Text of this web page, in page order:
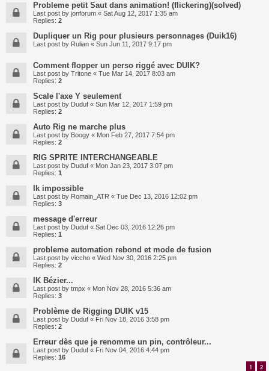
Probleme petit Saut dans animation! (flickering)(solved)
Last post by jonforum « Sat Aug 12, 2017 1:35 am
Replies: 2
Dupliquer un Rig pour plusieurs personnages (Duik16)
Last post by Rulian « Sun Jun 11, 2017 9:17 pm
Comment flopper un perso riggé avec DUIK?
Last post by Tritone « Tue Mar 14, 2017 8:03 am
Replies: 2
Scale l'axe Y seulement
Last post by Duduf « Sun Mar 12, 2017 1:59 pm
Replies: 2
Auto Rig ne marche plus
Last post by Boogy « Mon Feb 27, 2017 7:54 pm
Replies: 2
RIG SPRITE INTERCHANGEABLE
Last post by Duduf « Mon Jan 23, 2017 3:07 pm
Replies: 1
Ik impossible
Last post by Romain_ATR « Tue Dec 13, 2016 12:02 pm
Replies: 3
message d'erreur
Last post by Duduf « Sat Dec 03, 2016 12:26 pm
Replies: 1
probleme automation rebond et mode de fusion
Last post by viccho « Wed Nov 30, 2016 2:25 pm
Replies: 2
IK Bézier...
Last post by tmpx « Mon Nov 28, 2016 5:36 am
Replies: 3
Problème de Rigging DUIK v15
Last post by Duduf « Fri Nov 18, 2016 3:58 pm
Replies: 2
Erreur dès que je renomme un pin, contrôleur...
Last post by Duduf « Fri Nov 04, 2016 4:44 pm
Replies: 16
1 2